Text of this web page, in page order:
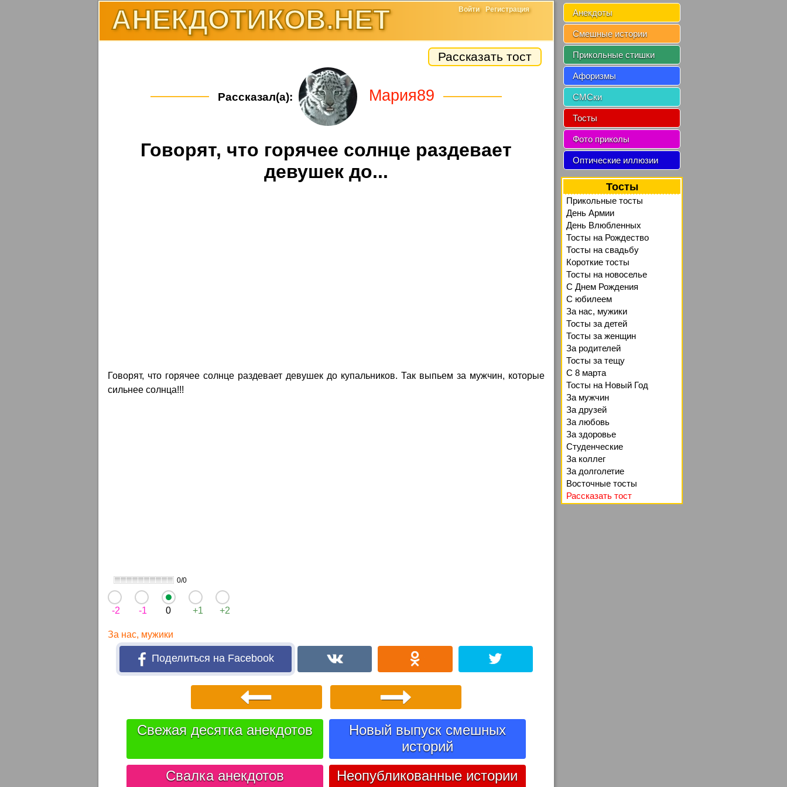
АНЕКДОТИКОВ.НЕТ Войти Регистрация
Рассказать тост
Рассказал(а): Мария89
Говорят, что горячее солнце раздевает
девушек до...
Говорят, что горячее солнце раздевает девушек до купальников. Так выпьем за мужчин, которые
сильнее солнца!!!
0/0
-2 -1 0 +1 +2
За нас, мужики
Поделиться на Facebook
Свежая десятка анекдотов
Новый выпуск смешных
историй
Свалка анекдотов
Неопубликованные истории
Анекдоты
Смешные истории
Прикольные стишки
Афоризмы
СМСки
Тосты
Фото приколы
Оптические иллюзии
Тосты
Прикольные тосты
День Армии
День Влюбленных
Тосты на Рождество
Тосты на свадьбу
Короткие тосты
Тосты на новоселье
С Днем Рождения
С юбилеем
За нас, мужики
Тосты за детей
Тосты за женщин
За родителей
Тосты за тещу
С 8 марта
Тосты на Новый Год
За мужчин
За друзей
За любовь
За здоровье
Студенческие
За коллег
За долголетие
Восточные тосты
Рассказать тост